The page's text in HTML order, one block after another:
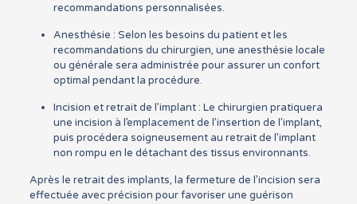
recommandations personnalisées.
Anesthésie : Selon les besoins du patient et les
recommandations du chirurgien, une anesthésie locale
ou générale sera administrée pour assurer un confort
optimal pendant la procédure.
Incision et retrait de l’implant : Le chirurgien pratiquera
une incision à l’emplacement de l’insertion de l’implant,
puis procédera soigneusement au retrait de l’implant
non rompu en le détachant des tissus environnants.
Après le retrait des implants, la fermeture de l’incision sera
effectuée avec précision pour favoriser une guérison